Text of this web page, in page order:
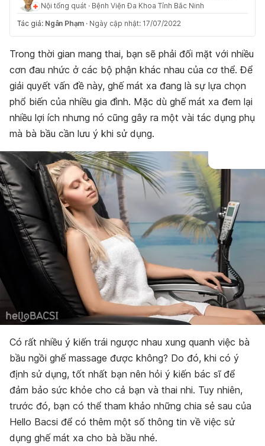
Nội tổng quát · Bệnh Viện Đa Khoa Tỉnh Bắc Ninh
Tác giả: Ngân Phạm · Ngày cập nhật: 17/07/2022
Trong thời gian mang thai, bạn sẽ phải đối mặt với nhiều
cơn đau nhức ở các bộ phận khác nhau của cơ thể. Để
giải quyết vấn đề này, ghế mát xa đang là sự lựa chọn
phổ biến của nhiều gia đình. Mặc dù ghế mát xa đem lại
nhiều lợi ích nhưng nó cũng gây ra một vài tác dụng phụ
mà bà bầu cần lưu ý khi sử dụng.
Có rất nhiều ý kiến ​​trái ngược nhau xung quanh việc bà
bầu ngồi ghế massage được không? Do đó, khi có ý
định sử dụng, tốt nhất bạn nên hỏi ý kiến bác sĩ để
đảm bảo sức khỏe cho cả bạn và thai nhi. Tuy nhiên,
trước đó, bạn có thể tham khảo những chia sẻ sau của
Hello Bacsi để có thêm một số thông tin về việc sử
dụng ghế mát xa cho bà bầu nhé.